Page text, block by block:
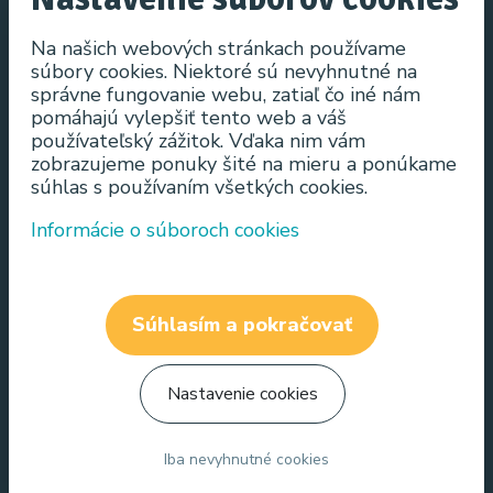
Obľúbené produkty
Novinky
Informácie
Všeobecné obchodné podmienky
prevzatia výrobku
Reklamácia
Alternatívny spôsob riešenia sporov
Na našich webových stránkach používame
súbory cookies. Niektoré sú nevyhnutné na
správne fungovanie webu, zatiaľ čo iné nám
pomáhajú vylepšiť tento web a váš
používateľský zážitok. Vďaka nim vám
zobrazujeme ponuky šité na mieru a ponúkame
súhlas s používaním všetkých cookies.
Informácie o súboroch cookies
Súhlasím a pokračovať
Nastavenie cookies
Iba nevyhnutné cookies